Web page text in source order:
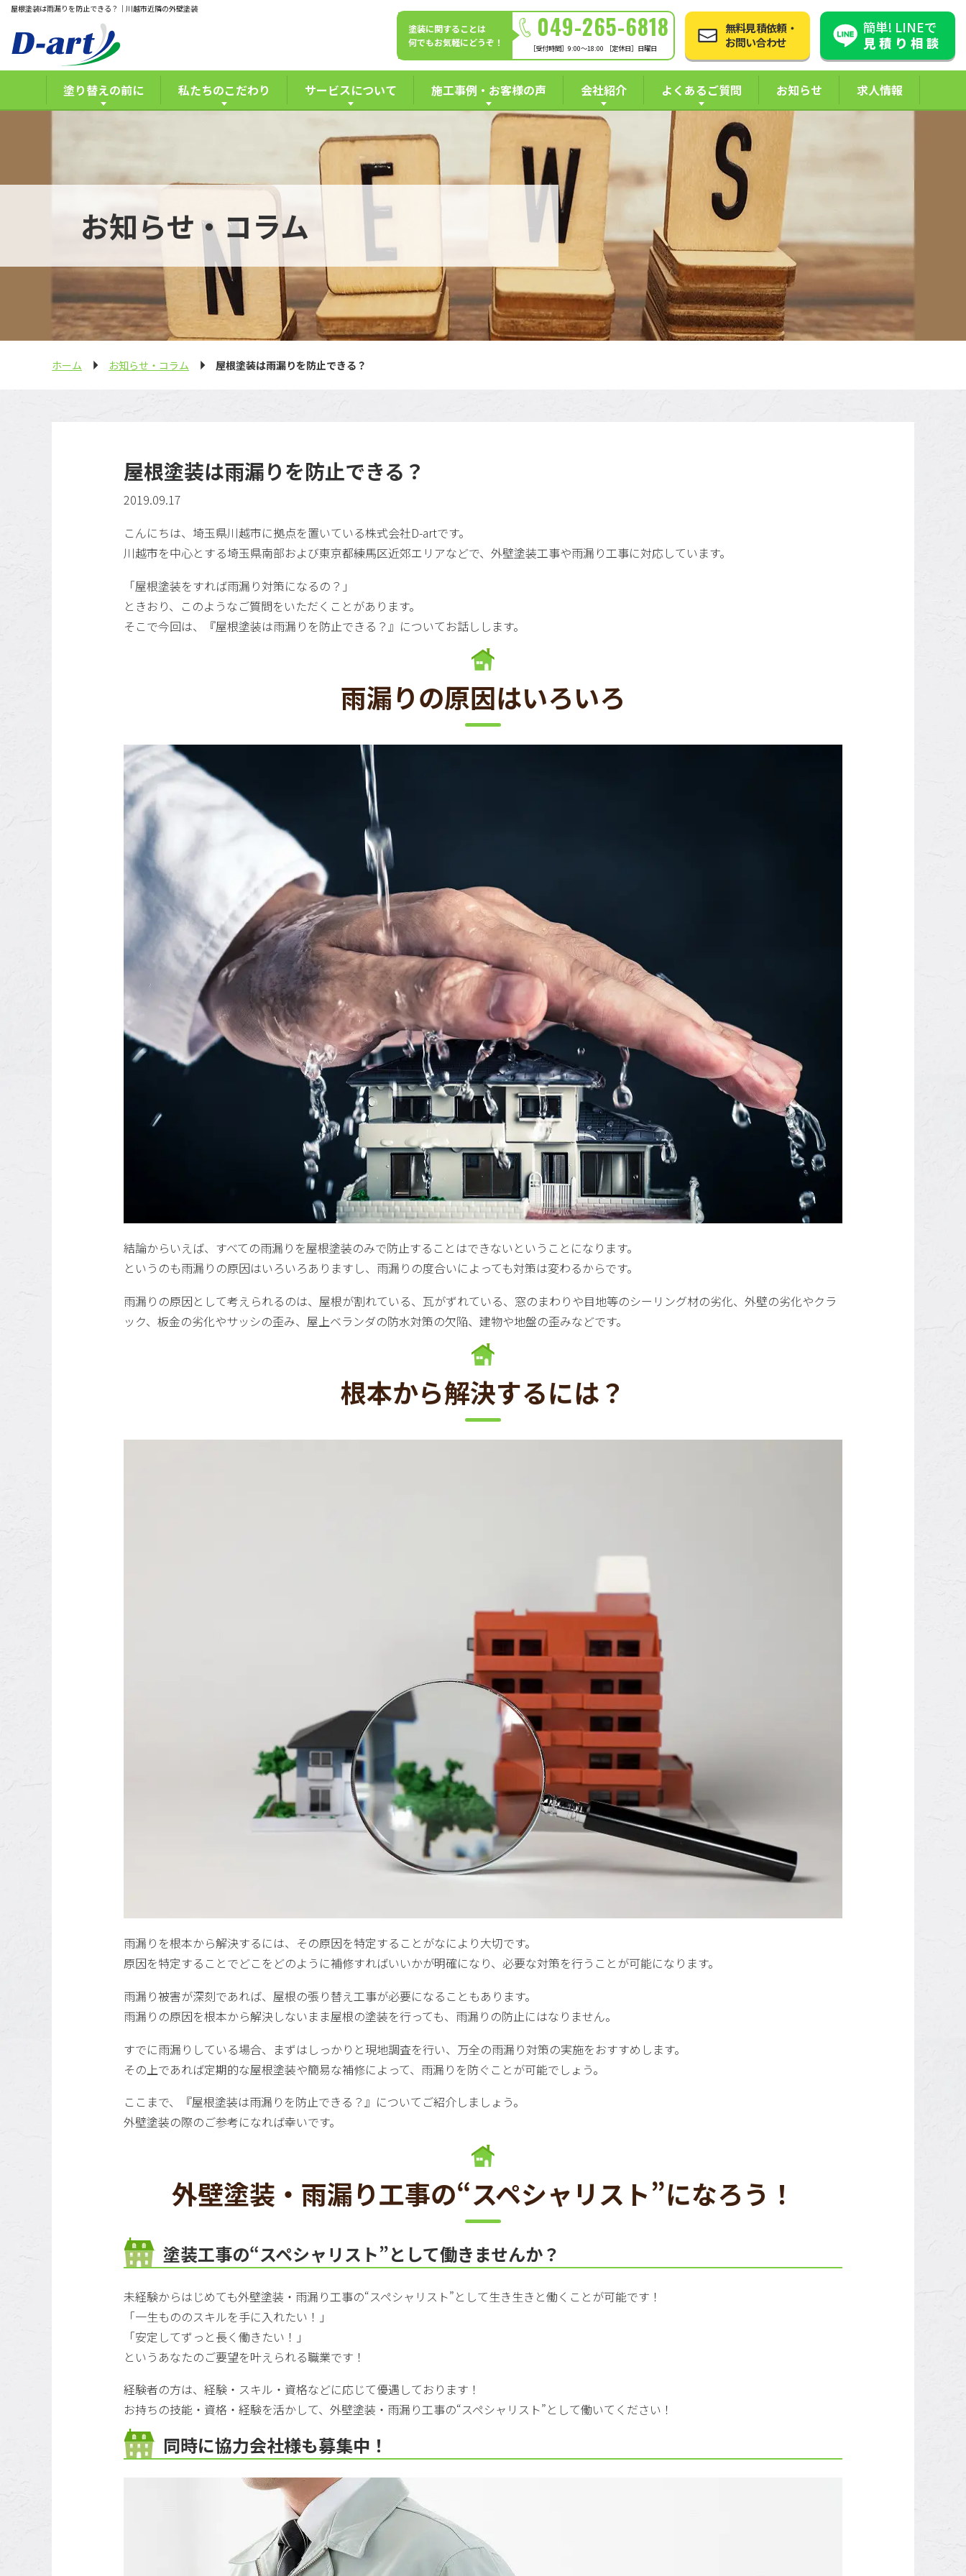
屋根塗装は雨漏りを防止できる？｜川越市近隣の外壁塗装
塗装に関することは
何でもお気軽にどうぞ！
049-265-6818
［受付時間］9:00～18:00 ［定休日］日曜日
無料見積依頼・
お問い合わせ
簡単! LINEで
見積り相談
塗り替えの前に 私たちのこだわり サービスについて 施工事例・お客様の声 会社紹介 よくあるご質問 お知らせ 求人情報
お知らせ・コラム
ホーム お知らせ・コラム 屋根塗装は雨漏りを防止できる？
屋根塗装は雨漏りを防止できる？
2019.09.17
こんにちは、埼玉県川越市に拠点を置いている株式会社D-artです。
川越市を中心とする埼玉県南部および東京都練馬区近郊エリアなどで、外壁塗装工事や雨漏り工事に対応しています。
「屋根塗装をすれば雨漏り対策になるの？」
ときおり、このようなご質問をいただくことがあります。
そこで今回は、『屋根塗装は雨漏りを防止できる？』についてお話しします。
雨漏りの原因はいろいろ
結論からいえば、すべての雨漏りを屋根塗装のみで防止することはできないということになります。
というのも雨漏りの原因はいろいろありますし、雨漏りの度合いによっても対策は変わるからです。
雨漏りの原因として考えられるのは、屋根が割れている、瓦がずれている、窓のまわりや目地等のシーリング材の劣化、外壁の劣化やクラ
ック、板金の劣化やサッシの歪み、屋上ベランダの防水対策の欠陥、建物や地盤の歪みなどです。
根本から解決するには？
雨漏りを根本から解決するには、その原因を特定することがなにより大切です。
原因を特定することでどこをどのように補修すればいいかが明確になり、必要な対策を行うことが可能になります。
雨漏り被害が深刻であれば、屋根の張り替え工事が必要になることもあります。
雨漏りの原因を根本から解決しないまま屋根の塗装を行っても、雨漏りの防止にはなりません。
すでに雨漏りしている場合、まずはしっかりと現地調査を行い、万全の雨漏り対策の実施をおすすめします。
その上であれば定期的な屋根塗装や簡易な補修によって、雨漏りを防ぐことが可能でしょう。
ここまで、『屋根塗装は雨漏りを防止できる？』についてご紹介しましょう。
外壁塗装の際のご参考になれば幸いです。
外壁塗装・雨漏り工事の“スペシャリスト”になろう！
塗装工事の“スペシャリスト”として働きませんか？
未経験からはじめても外壁塗装・雨漏り工事の“スペシャリスト”として生き生きと働くことが可能です！
「一生もののスキルを手に入れたい！」
「安定してずっと長く働きたい！」
というあなたのご要望を叶えられる職業です！
経験者の方は、経験・スキル・資格などに応じて優遇しております！
お持ちの技能・資格・経験を活かして、外壁塗装・雨漏り工事の“スペシャリスト”として働いてください！
同時に協力会社様も募集中！